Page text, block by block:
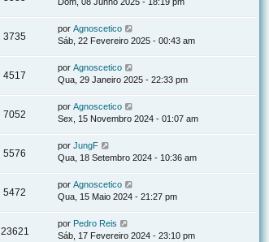
3735
por Agnoscetico
Sáb, 22 Fevereiro 2025 - 00:43 am
4517
por Agnoscetico
Qua, 29 Janeiro 2025 - 22:33 pm
7052
por Agnoscetico
Sex, 15 Novembro 2024 - 01:07 am
5576
por JungF
Qua, 18 Setembro 2024 - 10:36 am
5472
por Agnoscetico
Qua, 15 Maio 2024 - 21:27 pm
23621
por Pedro Reis
Sáb, 17 Fevereiro 2024 - 23:10 pm